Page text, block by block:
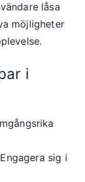
låsa
möjligheter
i
sig i